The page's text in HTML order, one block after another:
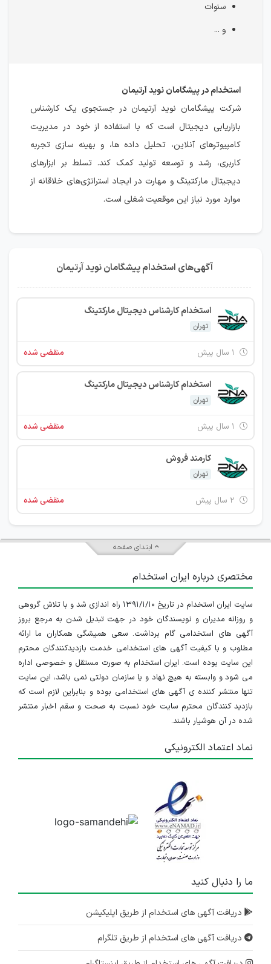
سنوات
و ...
استخدام در پیشگامان نوید آرتیمان
شرکت پیشگامان نوید آرتیمان در جستجوی یک کارشناس
بازاریابی دیجیتال است که با استفاده از خود در مدیریت
کامپیوترهای آنلاین، تحلیل داده ها، و بهینه سازی تجربه
کاربری، رشد و توسعه تولید کمک کند. تسلط بر ابزارهای
دیجیتال مارکتینگ و مهارت در ایجاد استراتژی‌های خلاقانه از
موارد مورد نیاز این موقعیت شغلی است.
آگهی‌های استخدام پیشگامان نوید آرتیمان
استخدام کارشناس دیجیتال مارکتینگ
تهران
منقضی شده
استخدام کارشناس دیجیتال مارکتینگ
تهران
منقضی شده
کارمند فروش
تهران
منقضی شده
ابتدای صفحه
مختصری درباره ایران استخدام
سایت ایران استخدام در تاریخ ۱۳۹۱/۱/۱۰ راه اندازی شد و با تلاش گروهی
و روزانه مدیران و نویسندگان خود در جهت تبدیل شدن به مرجع بروز
آگهی های استخدامی گام برداشت. سعی همیشگی همکاران ما ارائه
مطلوب و با کیفیت آگهی های استخدامی خدمت بازدیدکنندگان محترم
این سایت بوده است. ایران استخدام به صورت مستقل و خصوصی اداره
می شود و وابسته به هیچ نهاد و یا سازمان دولتی نمی باشد، این سایت
تنها منتشر کننده ی آگهی های استخدامی بوده و بنابراین لازم است که
بازدید کنندگان محترم سایت خود نسبت به صحت و سقم اخبار منتشر
شده در آن هوشیار باشند.
نماد اعتماد الکترونیکی
ما را دنبال کنید
دریافت آگهی های استخدام از طریق اپلیکیشن
دریافت آگهی های استخدام از طریق تلگرام